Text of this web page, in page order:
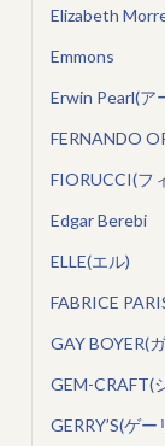
Elizabeth
Emmons
Erwin Pearl(ア
FERNANDO
FIORUCCI(フ
Edgar Berebi
ELLE(エル)
FABRICE
GAY BOYER(
GEM-CRAFT(
GERRY’S(ゲー